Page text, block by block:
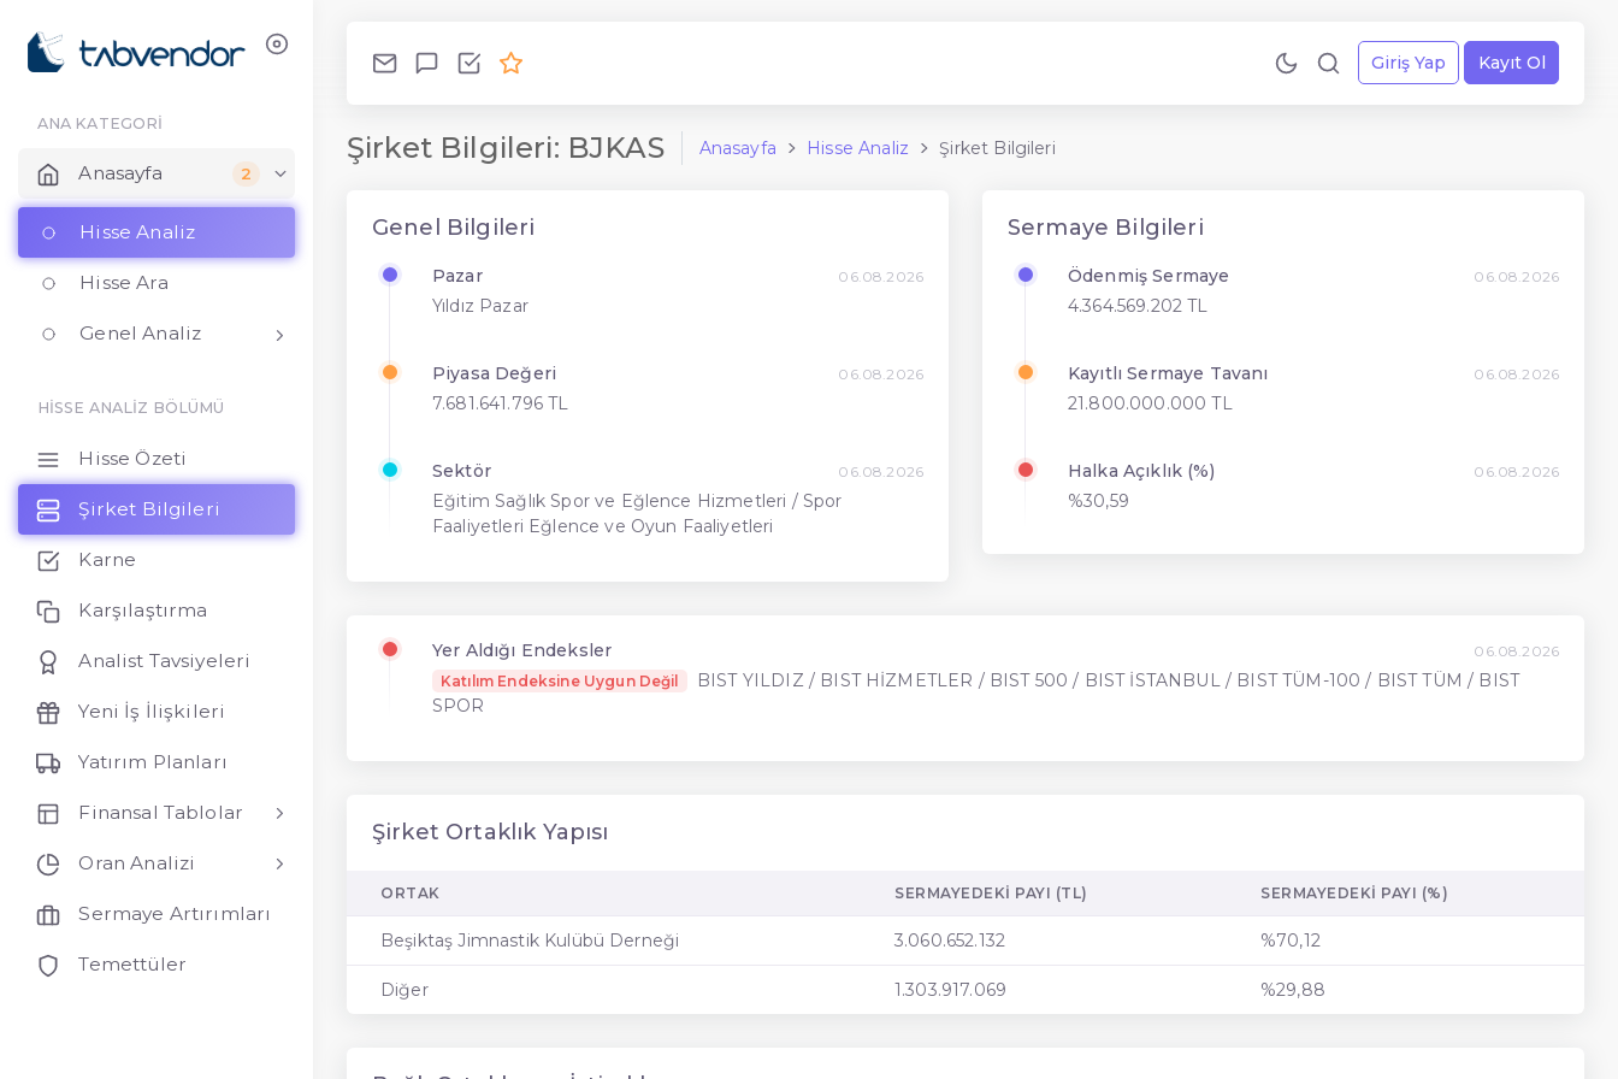
Giriş Yap Kayıt Ol
ANA KATEGORİ
Anasayfa 2
Hisse Analiz
Hisse Ara
Genel Analiz
HİSSE ANALİZ BÖLÜMÜ
Hisse Özeti
Şirket Bilgileri
Karne
Karşılaştırma
Analist Tavsiyeleri
Yeni İş İlişkileri
Yatırım Planları
Finansal Tablolar
Oran Analizi
Sermaye Artırımları
Temettüler
Şirket Bilgileri: BJKAS Anasayfa Hisse Analiz Şirket Bilgileri
Genel Bilgileri
Pazar 06.08.2026
Yıldız Pazar
Piyasa Değeri 06.08.2026
7.681.641.796 TL
Sektör 06.08.2026
Eğitim Sağlık Spor ve Eğlence Hizmetleri / Spor
Faaliyetleri Eğlence ve Oyun Faaliyetleri
Sermaye Bilgileri
Ödenmiş Sermaye 06.08.2026
4.364.569.202 TL
Kayıtlı Sermaye Tavanı 06.08.2026
21.800.000.000 TL
Halka Açıklık (%) 06.08.2026
%30,59
Yer Aldığı Endeksler
06.08.2026
Katılım Endeksine Uygun Değil
BIST YILDIZ / BIST HİZMETLER / BIST 500 / BIST İSTANBUL / BIST TÜM-100 / BIST TÜM / BIST
SPOR
Şirket Ortaklık Yapısı
ORTAK SERMAYEDEKI PAYI (TL) SERMAYEDEKI PAYI (%)
Beşiktaş Jimnastik Kulübü Derneği 3.060.652.132 %70,12
Diğer 1.303.917.069 %29,88